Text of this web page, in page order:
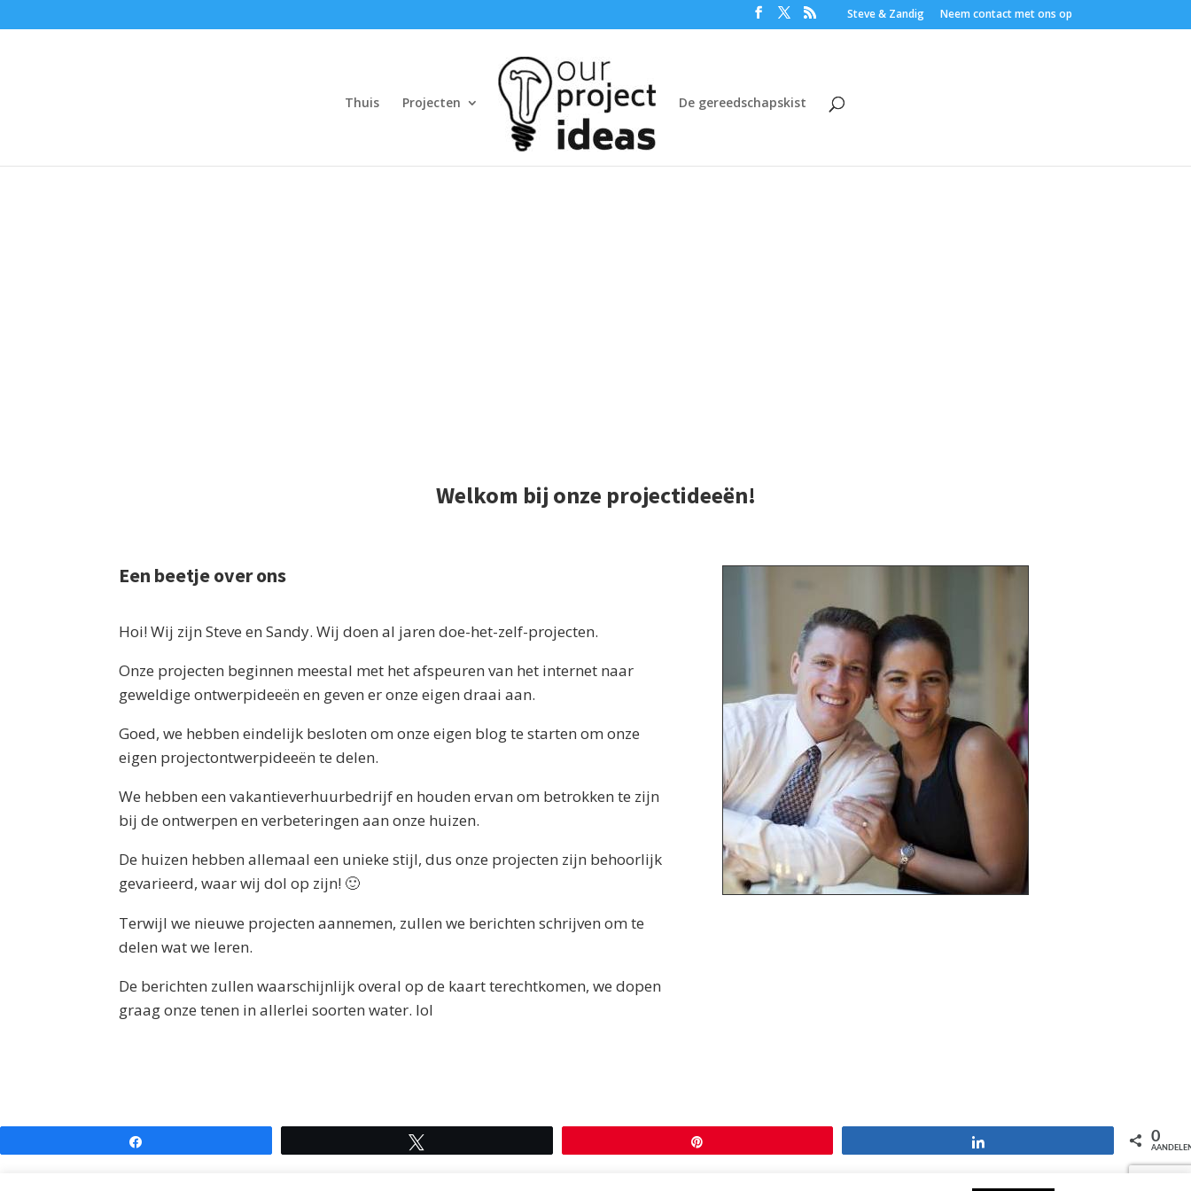
Steve & Zandig Neem contact met ons op
Thuis Projecten De gereedschapskist
Welkom bij onze projectideeën!
Een beetje over ons
Hoi! Wij zijn Steve en Sandy. Wij doen al jaren doe-het-zelf-projecten.
Onze projecten beginnen meestal met het afspeuren van het internet naar
geweldige ontwerpideeën en geven er onze eigen draai aan.
Goed, we hebben eindelijk besloten om onze eigen blog te starten om onze
eigen projectontwerpideeën te delen.
We hebben een vakantieverhuurbedrijf en houden ervan om betrokken te zijn
bij de ontwerpen en verbeteringen aan onze huizen.
De huizen hebben allemaal een unieke stijl, dus onze projecten zijn behoorlijk
gevarieerd, waar wij dol op zijn! 🙂
Terwijl we nieuwe projecten aannemen, zullen we berichten schrijven om te
delen wat we leren.
De berichten zullen waarschijnlijk overal op de kaart terechtkomen, we dopen
graag onze tenen in allerlei soorten water. lol
0